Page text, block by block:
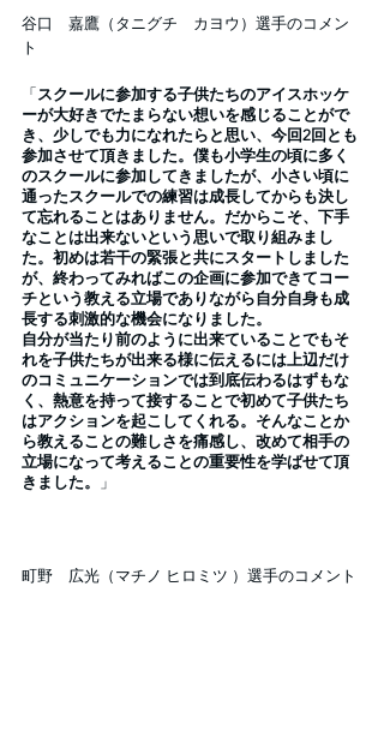
谷口　嘉鷹（タニグチ　カヨウ）選手のコメン
ト
「 スクールに参加する子供たちのアイスホッケ
ーが大好きでたまらない想いを感じることがで
き、少しでも力になれたらと思い、今回2回とも
参加させて頂きました。僕も小学生の頃に多く
のスクールに参加してきましたが、小さい頃に
通ったスクールでの練習は成長してからも決し
て忘れることはありません。だからこそ、下手
なことは出来ないという思いで取り組みまし
た。初めは若干の緊張と共にスタートしました
が、終わってみればこの企画に参加できてコー
チという教える立場でありながら自分自身も成
長する刺激的な機会になりました。
自分が当たり前のように出来ていることでもそ
れを子供たちが出来る様に伝えるには上辺だけ
のコミュニケーションでは到底伝わるはずもな
く、熱意を持って接することで初めて子供たち
はアクションを起こしてくれる。そんなことか
ら教えることの難しさを痛感し、改めて相手の
立場になって考えることの重要性を学ばせて頂
きました。
」
町野　広光（マチノ ヒロミツ ）選手のコメント